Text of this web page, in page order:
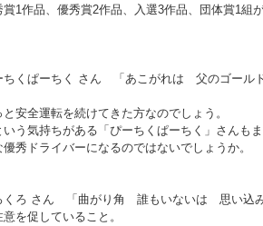
1作品、優秀賞2作品、入選3作品、団体賞1組
くぱーちく さん 「あこがれは 父のゴール
安全運転を続けてきた方なのでしょう。
いう気持ちがある「ぴーちくぱーちく」さんも
秀ドライバーになるのではないでしょうか。
くろ さん
「曲がり角 誰もいないは 思い込
を促していること。